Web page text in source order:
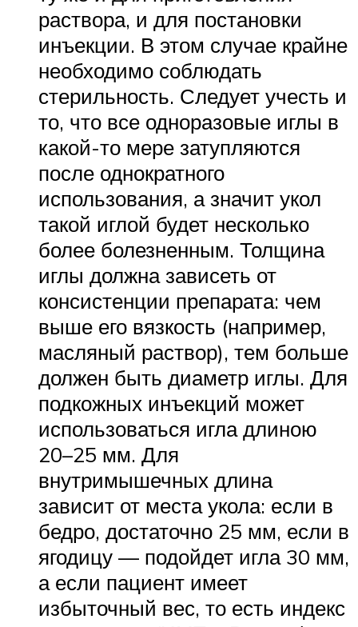
раствора, и для постановки
инъекции. В этом случае крайне
необходимо соблюдать
стерильность. Следует учесть и
то, что все одноразовые иглы в
какой-то мере затупляются
после однократного
использования, а значит укол
такой иглой будет несколько
более болезненным. Толщина
иглы должна зависеть от
консистенции препарата: чем
выше его вязкость (например,
масляный раствор), тем больше
должен быть диаметр иглы. Для
подкожных инъекций может
использоваться игла длиною
20–25 мм. Для
внутримышечных длина
зависит от места укола: если в
бедро, достаточно 25 мм, если в
ягодицу — подойдет игла 30 мм,
а если пациент имеет
избыточный вес, то есть индекс